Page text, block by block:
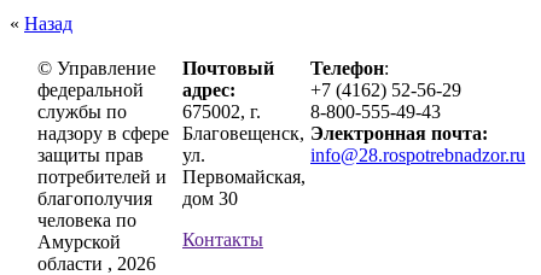
« Назад
© Управление
федеральной
службы по
надзору в сфере
защиты прав
потребителей и
благополучия
человека по
Амурской
области , 2026
Почтовый
адрес:
675002, г.
Благовещенск,
ул.
Первомайская,
дом 30
Контакты
Телефон:
+7 (4162) 52-56-29
8-800-555-49-43
Электронная почта:
info@28.rospotrebnadzor.ru